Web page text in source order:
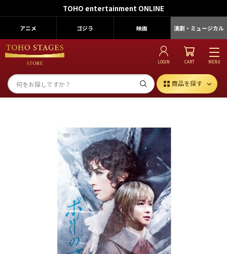
TOHO entertainment ONLINE
アニメ ゴジラ 映画 演劇・ミュージカル
LOGIN CART MENU
商品を探す